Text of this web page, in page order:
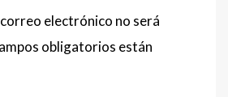
electrónico no será
obligatorios están